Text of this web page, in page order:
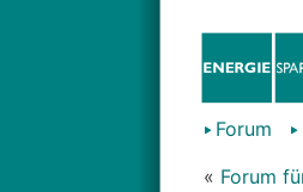
Forum
« Forum